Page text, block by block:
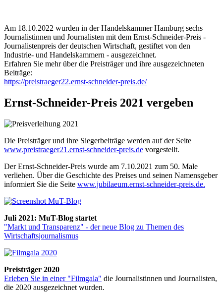
Am 18.10.2022 wurden in der Handelskammer Hamburg sechs
Journalistinnen und Journalisten mit dem Ernst-Schneider-Preis -
Journalistenpreis der deutschen Wirtschaft, gestiftet von den
Industrie- und Handelskammern - ausgezeichnet.
Erfahren Sie mehr über die Preisträger und ihre ausgezeichneten
Beiträge:
https://preistraeger22.ernst-schneider-preis.de/
Ernst-Schneider-Preis 2021 vergeben
Die Preisträger und ihre Siegerbeiträge werden auf der Seite
www.preistraeger21.ernst-schneider-preis.de vorgestellt.
Der Ernst-Schneider-Preis wurde am 7.10.2021 zum 50. Male
verliehen. Über die Geschichte des Preises und seinen Namensgeber
informiert Sie die Seite www.jubilaeum.ernst-schneider-preis.de.
Juli 2021: MuT-Blog startet
"Markt und Transparenz" - der neue Blog zu Themen des
Wirtschaftsjournalismus
Preisträger 2020
Erleben Sie in einer "Filmgala" die Journalistinnen und Journalisten,
die 2020 ausgezeichnet wurden.